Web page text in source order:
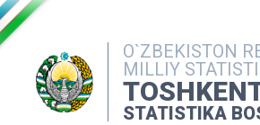
O`ZBEKISTON
MILLIY
STATISTIKA